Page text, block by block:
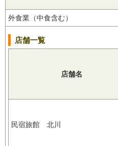
外食業（中食含む）
店舗一覧
店舗名
民宿旅館 北川